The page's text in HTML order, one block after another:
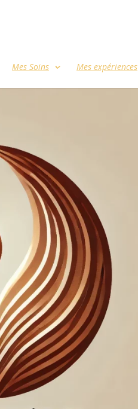
Mes Soins Mes expériences